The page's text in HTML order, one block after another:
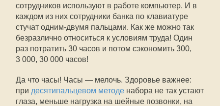
сотрудников используют в работе компьютер. И в
каждом из них сотрудники банка по клавиатуре
стучат одним-двумя пальцами. Как же можно так
безразлично относиться к условиям труда! Один
раз потратить 30 часов и потом сэкономить 300,
3 000, 30 000 часов!
Да что часы! Часы — мелочь. Здоровье важнее:
при десятипальцевом методе набора не так устают
глаза, меньше нагрузка на шейные позвонки, на